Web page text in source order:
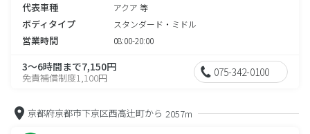
代表車種 アクア 等
ボディタイプ スタンダード・ミドル
営業時間 08:00-20:00
3～6時間まで7,150円
免責補償制度1,100円 075-342-0100
京都府京都市下京区西高辻町から 2057m